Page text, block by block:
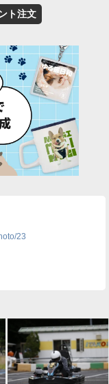
ト注文
23